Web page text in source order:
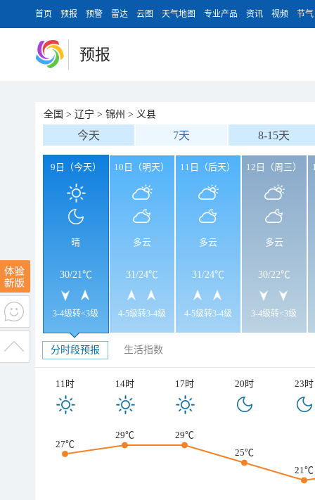
首页 预报 预警 雷达 云图 天气地图 专业产品 资讯 视频 节气
预报
全国 > 辽宁 > 锦州 > 义县
今天 7天 8-15天
9日（今天）
晴
30/21℃
3-4级转<3级
10日（明天）
多云
31/24℃
4-5级转3-4级
11日（后天）
多云
31/24℃
4-5级转3-4级
12日（周三）
多云
30/22℃
3-4级转<3级
分时段预报 生活指数
11时 14时 17时 20时 23时
27℃
29℃
29℃
25℃
21℃